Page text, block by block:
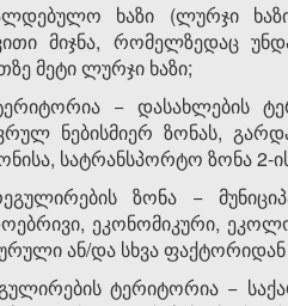
ხაზი (ლურჯი
მიჯნა, რომელზედაც
მეტი ლურჯი ხაზი;
ტერიტორია − დასახლების
ნებისმიერ ზონას,
სატრანსპორტო ზონა 2-
ზონა −
ეკონომიკური,
ან/და სხვა
ტერიტორია −